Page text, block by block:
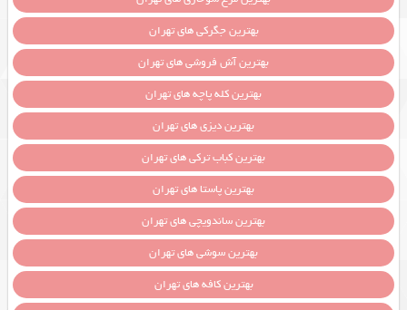
بهترین جگرکی های تهران
بهترین آش فروشی های تهران
بهترین کله پاچه های تهران
بهترین دیزی های تهران
بهترین کباب ترکی های تهران
بهترین پاستا های تهران
بهترین ساندویچی های تهران
بهترین سوشی های تهران
بهترین کافه های تهران